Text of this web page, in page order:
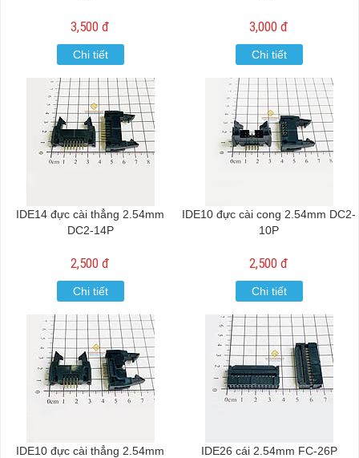
3,500 đ
Chi tiết
3,000 đ
Chi tiết
IDE14 đực cài thẳng 2.54mm
DC2-14P
2,500 đ
Chi tiết
IDE10 đực cài cong 2.54mm DC2-
10P
2,500 đ
Chi tiết
IDE10 đực cài thẳng 2.54mm
IDE26 cái 2.54mm FC-26P